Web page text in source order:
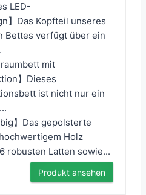
LED-
】Das Kopfteil unseres
Bettes verfügt über ein
mit
】Dieses
ist nicht nur ein
】Das gepolsterte
Holz
robusten Latten sowie...
Produkt ansehen